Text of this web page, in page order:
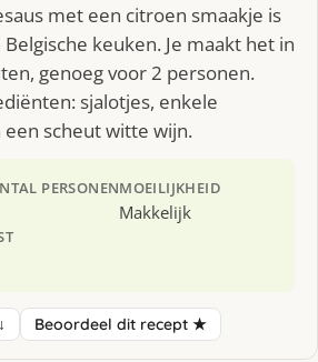
met een citroen smaakje is
keuken. Je maakt het in
genoeg voor 2 personen.
sjalotjes, enkele
scheut witte wijn.
PERSONENMOEILIJKHEID
Makkelijk
Beoordeel dit recept ★